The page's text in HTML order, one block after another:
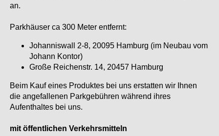
an.
Parkhäuser ca 300 Meter entfernt:
Johanniswall 2-8, 20095 Hamburg (im Neubau vom
Johann Kontor)
Große Reichenstr. 14, 20457 Hamburg
Beim Kauf eines Produktes bei uns erstatten wir Ihnen
die angefallenen Parkgebühren während ihres
Aufenthaltes bei uns.
mit öffentlichen Verkehrsmitteln